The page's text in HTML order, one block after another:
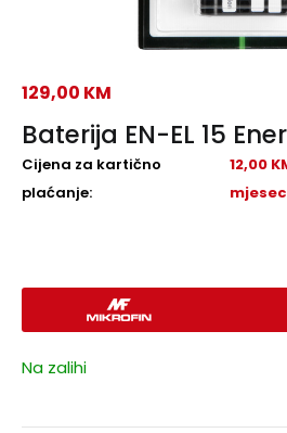
Baterija EN-EL 15
129,00 KM
Cijena za kartično
plaćanje:
12,00
Na zalihi